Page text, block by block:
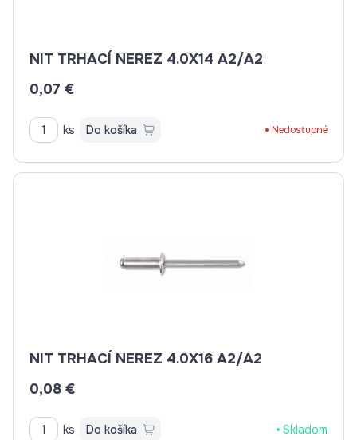
NIT TRHACÍ NEREZ 4.0X14 A2/A2
0,07 €
ks Do košíka Nedostupné
NIT TRHACÍ NEREZ 4.0X16 A2/A2
0,08 €
ks Do košíka Skladom